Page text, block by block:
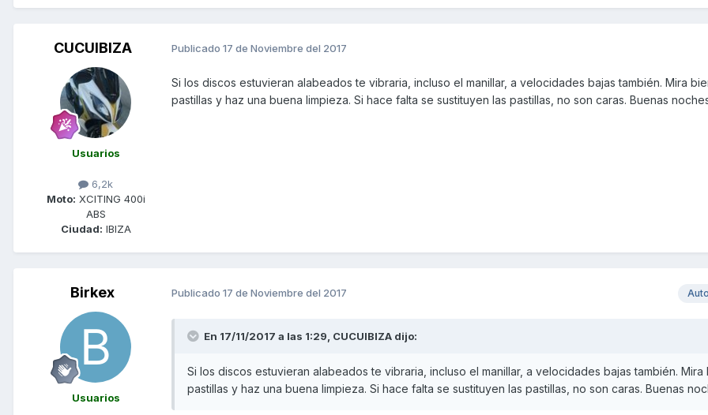
CUCUIBIZA
Usuarios
6,2k
Moto: XCITING 400i
ABS
Ciudad: IBIZA
Publicado 17 de Noviembre del 2017
Si los discos estuvieran alabeados te vibraria, incluso el manillar, a velocidades bajas también. Mira
pastillas y haz una buena limpieza. Si hace falta se sustituyen las pastillas, no son caras. Buenas
Birkex
Usuarios
Publicado 17 de Noviembre del 2017
En 17/11/2017 a las 1:29, CUCUIBIZA dijo:
Si los discos estuvieran alabeados te vibraria, incluso el manillar, a velocidades bajas también. Mira
pastillas y haz una buena limpieza. Si hace falta se sustituyen las pastillas, no son caras. Buenas